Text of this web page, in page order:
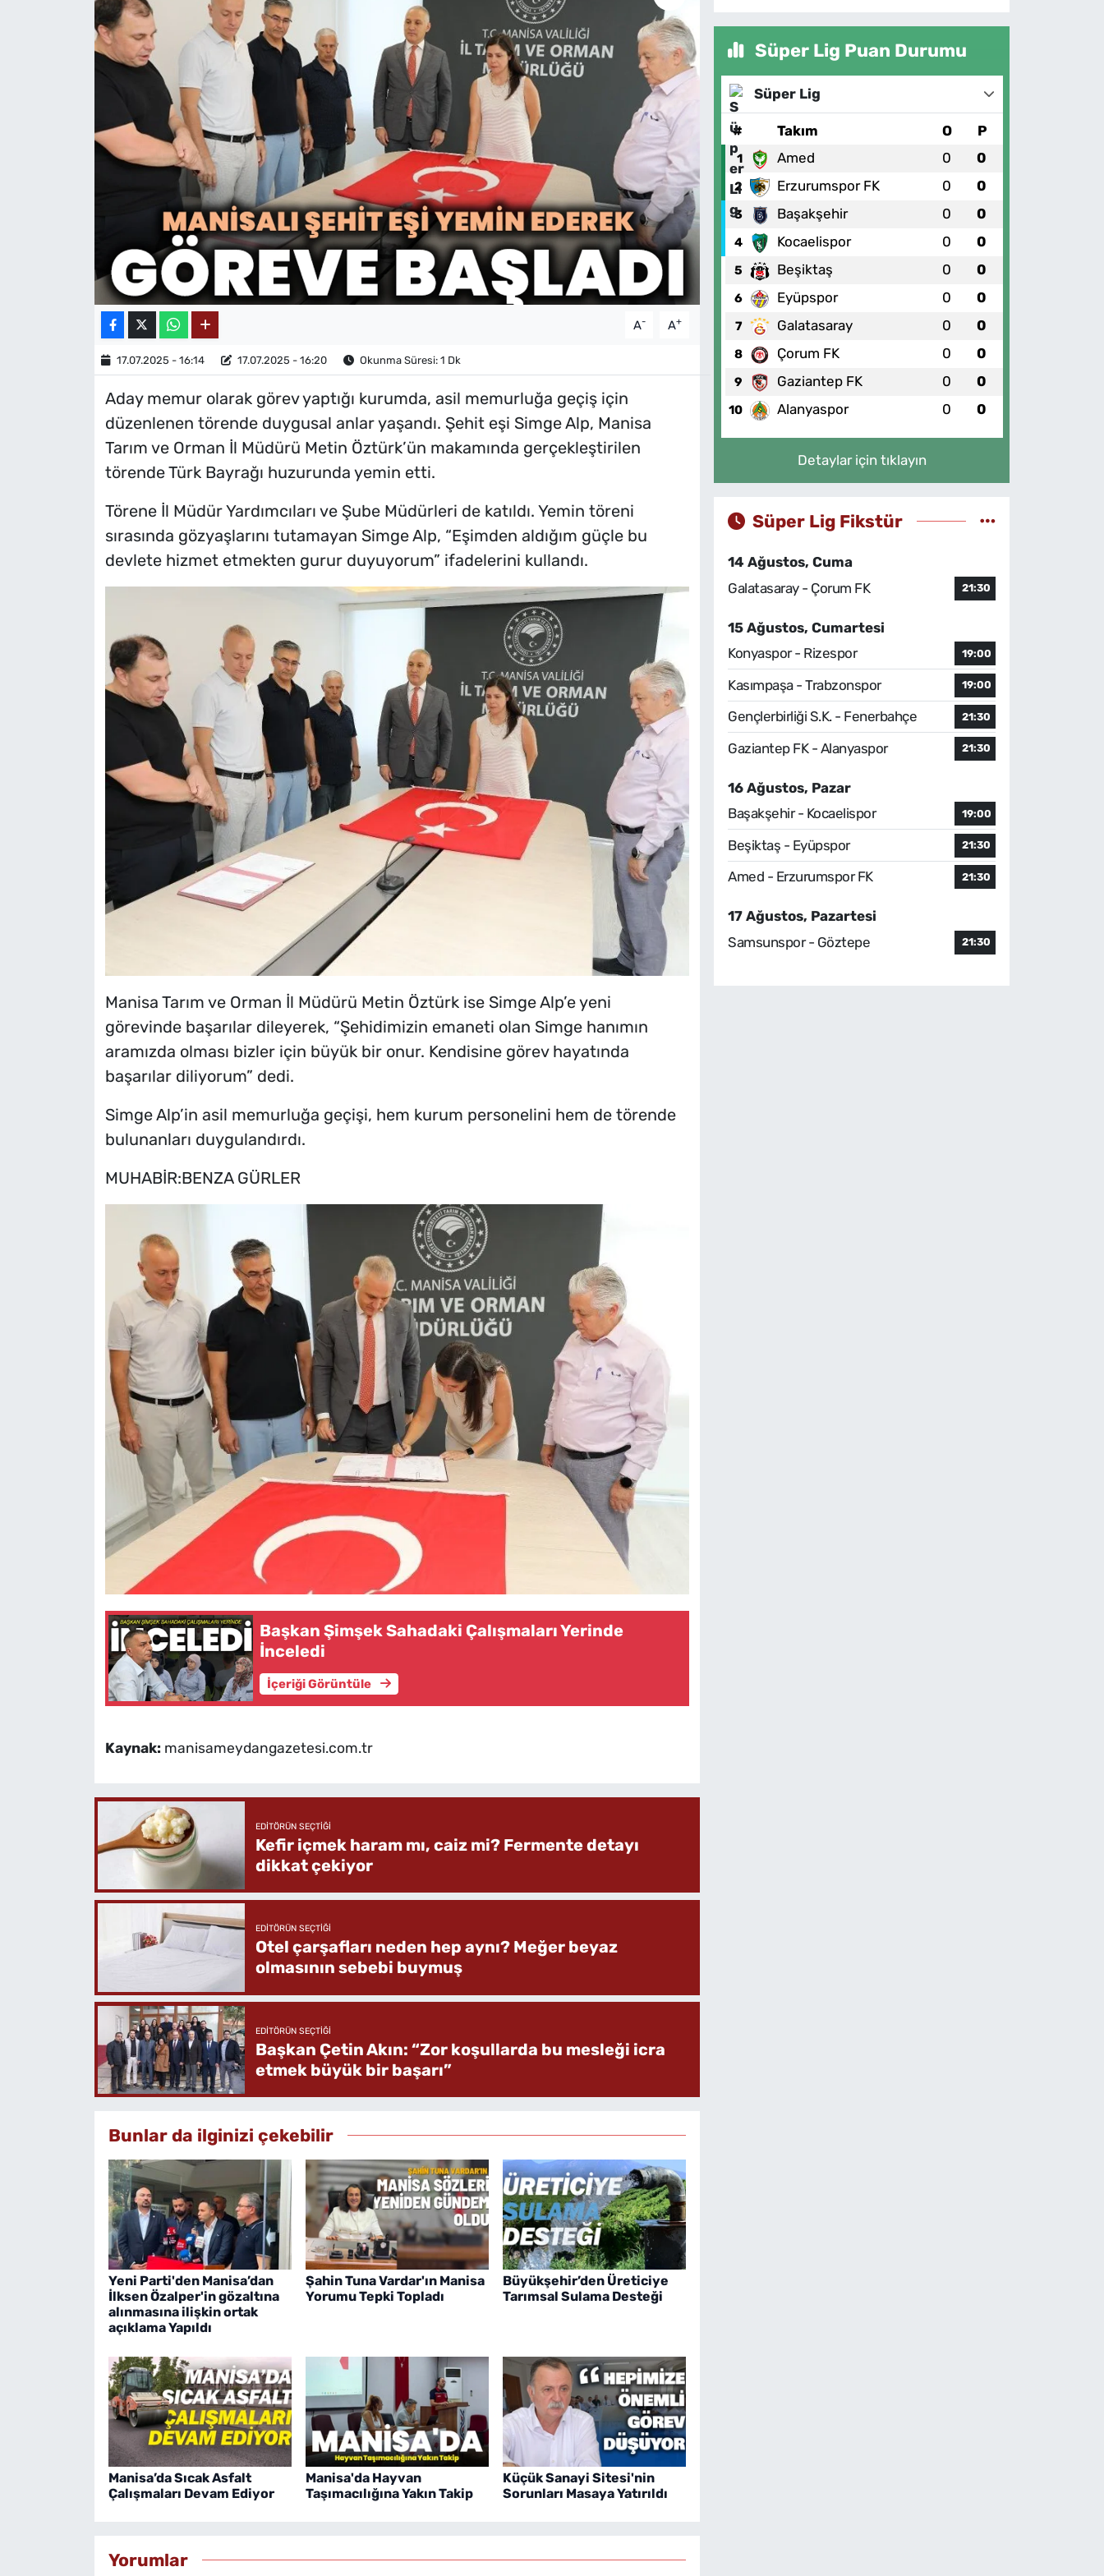
A- A+
17.07.2025 - 16:14 17.07.2025 - 16:20 Okunma Süresi: 1 Dk
Aday memur olarak görev yaptığı kurumda, asil memurluğa geçiş için
düzenlenen törende duygusal anlar yaşandı. Şehit eşi Simge Alp, Manisa
Tarım ve Orman İl Müdürü Metin Öztürk’ün makamında gerçekleştirilen
törende Türk Bayrağı huzurunda yemin etti.
Törene İl Müdür Yardımcıları ve Şube Müdürleri de katıldı. Yemin töreni
sırasında gözyaşlarını tutamayan Simge Alp, “Eşimden aldığım güçle bu
devlete hizmet etmekten gurur duyuyorum” ifadelerini kullandı.
Manisa Tarım ve Orman İl Müdürü Metin Öztürk ise Simge Alp’e yeni
görevinde başarılar dileyerek, “Şehidimizin emaneti olan Simge hanımın
aramızda olması bizler için büyük bir onur. Kendisine görev hayatında
başarılar diliyorum” dedi.
Simge Alp’in asil memurluğa geçişi, hem kurum personelini hem de törende
bulunanları duygulandırdı.
MUHABİR:BENZA GÜRLER
Başkan Şimşek Sahadaki Çalışmaları Yerinde
İnceledi
İçeriği Görüntüle
Kaynak: manisameydangazetesi.com.tr
EDITÖRÜN SEÇTIĞI
Kefir içmek haram mı, caiz mi? Fermente detayı
dikkat çekiyor
EDITÖRÜN SEÇTIĞI
Otel çarşafları neden hep aynı? Meğer beyaz
olmasının sebebi buymuş
EDITÖRÜN SEÇTIĞI
Başkan Çetin Akın: “Zor koşullarda bu mesleği icra
etmek büyük bir başarı”
Bunlar da ilginizi çekebilir
Yeni Parti'den Manisa’dan
İlksen Özalper'in gözaltına
alınmasına ilişkin ortak
açıklama Yapıldı
Şahin Tuna Vardar'ın Manisa
Yorumu Tepki Topladı
Büyükşehir’den Üreticiye
Tarımsal Sulama Desteği
Manisa’da Sıcak Asfalt
Çalışmaları Devam Ediyor
Manisa'da Hayvan
Taşımacılığına Yakın Takip
Küçük Sanayi Sitesi'nin
Sorunları Masaya Yatırıldı
Yorumlar
Süper Lig Puan Durumu
Süper Lig
# Takım O P
1 Amed 0 0
2 Erzurumspor FK 0 0
3 Başakşehir 0 0
4 Kocaelispor 0 0
5 Beşiktaş 0 0
6 Eyüpspor 0 0
7 Galatasaray 0 0
8 Çorum FK 0 0
9 Gaziantep FK 0 0
10 Alanyaspor 0 0
Detaylar için tıklayın
Süper Lig Fikstür
14 Ağustos, Cuma
Galatasaray - Çorum FK
21:30
15 Ağustos, Cumartesi
Konyaspor - Rizespor
19:00
Kasımpaşa - Trabzonspor 19:00
Gençlerbirliği S.K. - Fenerbahçe 21:30
Gaziantep FK - Alanyaspor 21:30
16 Ağustos, Pazar
Başakşehir - Kocaelispor
19:00
Beşiktaş - Eyüpspor 21:30
Amed - Erzurumspor FK 21:30
17 Ağustos, Pazartesi
Samsunspor - Göztepe
21:30
MAGAZİN